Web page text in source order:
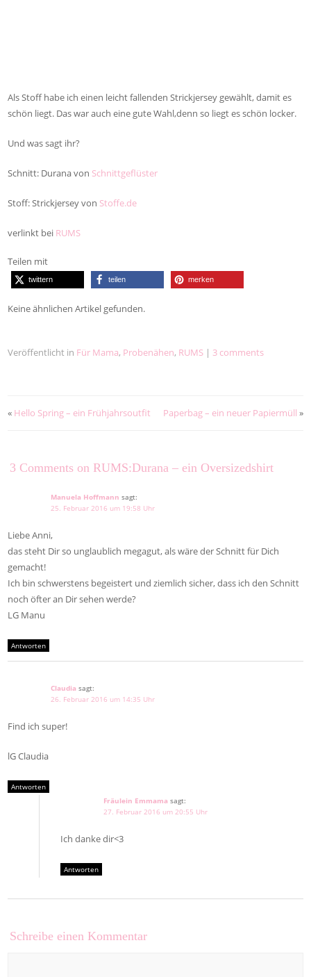
Als Stoff habe ich einen leicht fallenden Strickjersey gewählt, damit es
schön liegt. Das war auch eine gute Wahl,denn so liegt es schön locker.
Und was sagt ihr?
Schnitt: Durana von Schnittgeflüster
Stoff: Strickjersey von Stoffe.de
verlinkt bei RUMS
Teilen mit
twittern teilen merken
Keine ähnlichen Artikel gefunden.
Veröffentlicht in Für Mama, Probenähen, RUMS | 3 comments
« Hello Spring – ein Frühjahrsoutfit Paperbag – ein neuer Papiermüll »
3 Comments on RUMS:Durana – ein Oversizedshirt
Manuela Hoffmann sagt:
25. Februar 2016 um 19:58 Uhr
Liebe Anni,
das steht Dir so unglaublich megagut, als wäre der Schnitt für Dich
gemacht!
Ich bin schwerstens begeistert und ziemlich sicher, dass ich den Schnitt
noch öfter an Dir sehen werde?
LG Manu
Antworten
Claudia sagt:
26. Februar 2016 um 14:35 Uhr
Find ich super!
lG Claudia
Antworten
Fräulein Emmama sagt:
27. Februar 2016 um 20:55 Uhr
Ich danke dir<3
Antworten
Schreibe einen Kommentar